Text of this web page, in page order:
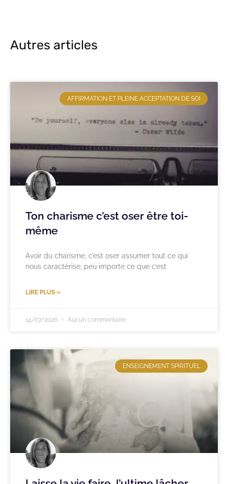
Autres articles
AFFIRMATION ET PLEINE ACCEPTATION DE SOI
Ton charisme c’est oser être toi-
même
Avoir du charisme, c’est oser assumer tout ce qui
nous caractérise, peu importe ce que c’est
LIRE PLUS »
14/07/2026 Aucun commentaire
ENSEIGNEMENT SPIRITUEL